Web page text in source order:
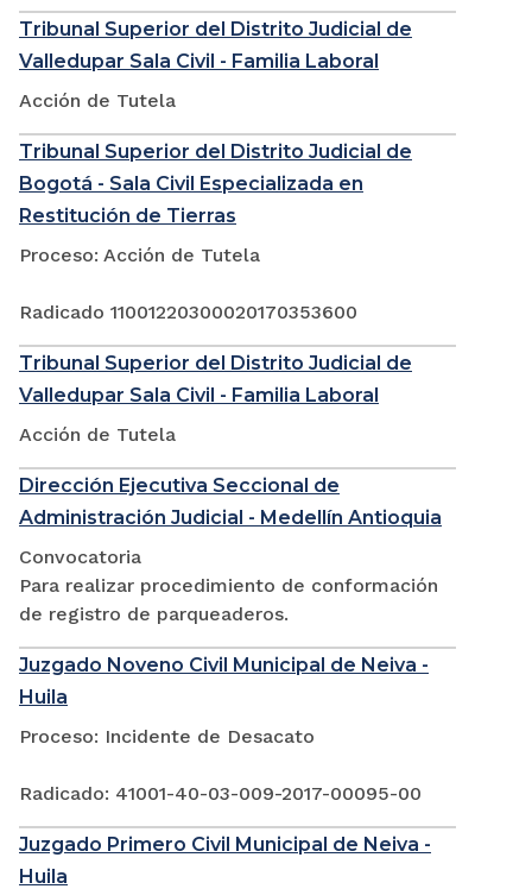
Tribunal Superior del Distrito Judicial de
Valledupar Sala Civil - Familia Laboral
Acción de Tutela
Tribunal Superior del Distrito Judicial de
Bogotá - Sala Civil Especializada en
Restitución de Tierras
Proceso: Acción de Tutela
Radicado 11001220300020170353600
Tribunal Superior del Distrito Judicial de
Valledupar Sala Civil - Familia Laboral
Acción de Tutela
Dirección Ejecutiva Seccional de
Administración Judicial - Medellín Antioquia
Convocatoria
Para realizar procedimiento de conformación
de registro de parqueaderos.
Juzgado Noveno Civil Municipal de Neiva -
Huila
Proceso: Incidente de Desacato
Radicado: 41001-40-03-009-2017-00095-00
Juzgado Primero Civil Municipal de Neiva -
Huila